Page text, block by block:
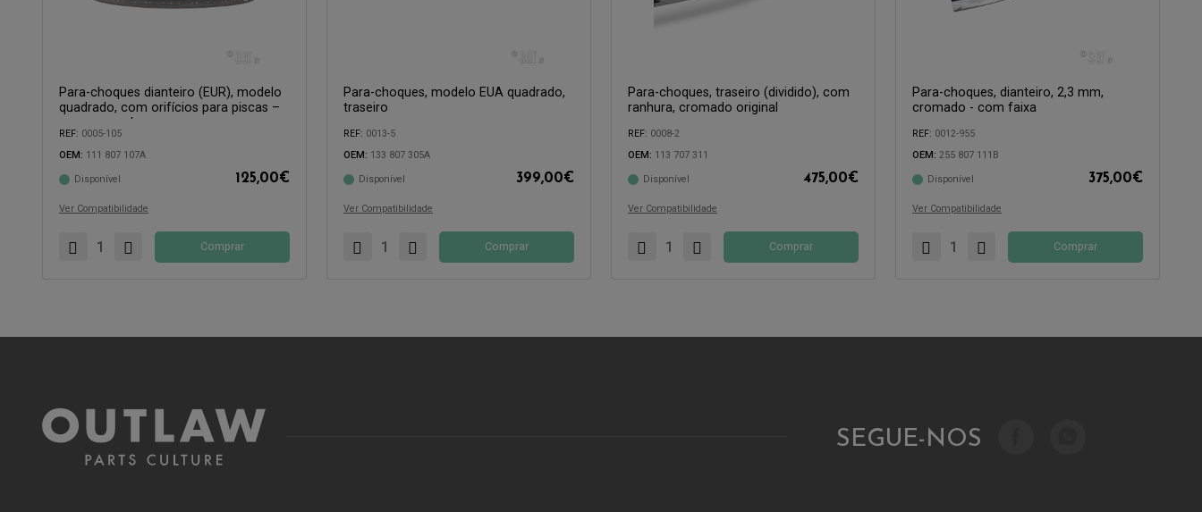
Para-choques dianteiro (EUR), modelo
quadrado, com orifícios para piscas –
sem cromado
REF: 0005-105
OEM: 111 807 107A
Disponível 125,00€
Ver Compatibilidade
Compatível com:
Comprar
Para-choques, modelo EUA quadrado,
traseiro
REF: 0013-5
OEM: 133 807 305A
Disponível 399,00€
Ver Compatibilidade
Compatível com:
Comprar
Para-choques, traseiro (dividido), com
ranhura, cromado original
REF: 0008-2
OEM: 113 707 311
Disponível 475,00€
Ver Compatibilidade
Compatível com:
Comprar
Para-choques, dianteiro, 2,3 mm,
cromado - com faixa
REF: 0012-955
OEM: 255 807 111B
Disponível 375,00€
Ver Compatibilidade
Compatível com:
Comprar
SEGUE-NOS